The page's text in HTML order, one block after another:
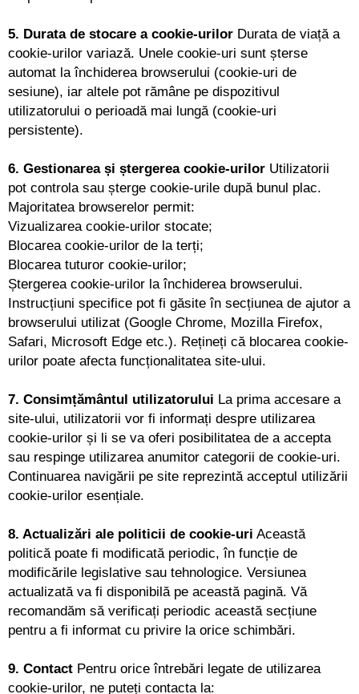
5. Durata de stocare a cookie-urilor Durata de viață a
cookie-urilor variază. Unele cookie-uri sunt șterse
automat la închiderea browserului (cookie-uri de
sesiune), iar altele pot rămâne pe dispozitivul
utilizatorului o perioadă mai lungă (cookie-uri
persistente).
6. Gestionarea și ștergerea cookie-urilor Utilizatorii
pot controla sau șterge cookie-urile după bunul plac.
Majoritatea browserelor permit:
Vizualizarea cookie-urilor stocate;
Blocarea cookie-urilor de la terți;
Blocarea tuturor cookie-urilor;
Ștergerea cookie-urilor la închiderea browserului.
Instrucțiuni specifice pot fi găsite în secțiunea de ajutor a
browserului utilizat (Google Chrome, Mozilla Firefox,
Safari, Microsoft Edge etc.). Rețineți că blocarea cookie-
urilor poate afecta funcționalitatea site-ului.
7. Consimțământul utilizatorului La prima accesare a
site-ului, utilizatorii vor fi informați despre utilizarea
cookie-urilor și li se va oferi posibilitatea de a accepta
sau respinge utilizarea anumitor categorii de cookie-uri.
Continuarea navigării pe site reprezintă acceptul utilizării
cookie-urilor esențiale.
8. Actualizări ale politicii de cookie-uri Această
politică poate fi modificată periodic, în funcție de
modificările legislative sau tehnologice. Versiunea
actualizată va fi disponibilă pe această pagină. Vă
recomandăm să verificați periodic această secțiune
pentru a fi informat cu privire la orice schimbări.
9. Contact Pentru orice întrebări legate de utilizarea
cookie-urilor, ne puteți contacta la: